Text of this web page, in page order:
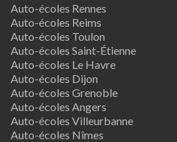
Auto-écoles Rennes
Auto-écoles Reims
Auto-écoles Toulon
Auto-écoles Saint-Étienne
Auto-écoles Le Havre
Auto-écoles Dijon
Auto-écoles Grenoble
Auto-écoles Angers
Auto-écoles Villeurbanne
Auto-écoles Nîmes